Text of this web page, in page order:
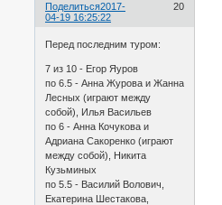
Поделиться 20
2017-
04-19 16:25:22
Перед последним туром:
7 из 10 - Егор Яуров
по 6.5 - Анна Журова и Жанна
Лесных (играют между
собой), Илья Васильев
по 6 - Анна Кочукова и
Адриана Сакоренко (играют
между собой), Никита
Кузьминых
по 5.5 - Василий Волович,
Екатерина Шестакова,